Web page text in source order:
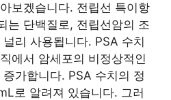
보겠습니다. 전립선 특이항
는 단백질로, 전립선암의 조
리 사용됩니다. PSA 수치
에서 암세포의 비정상적인
가합니다. PSA 수치의 정
로 알려져 있습니다. 그러